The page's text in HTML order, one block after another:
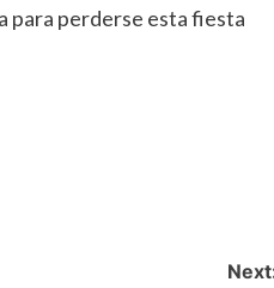
para perderse esta fiesta